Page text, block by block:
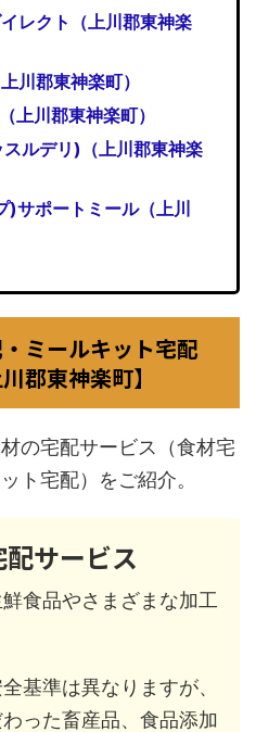
レクト（上川郡東神楽
川郡東神楽町）
上川郡東神楽町）
ルデリ)（上川郡東神楽
)サポートミール（上川
ミールキット宅配
郡東神楽町】
の宅配サービス（食材宅
ト宅配）をご紹介。
サービス
食品やさまざまな加工
基準は異なりますが、
った畜産品、食品添加